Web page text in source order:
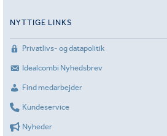
NYTTIGE LINKS
Privatlivs- og datapolitik
Idealcombi Nyhedsbrev
Find medarbejder
Kundeservice
Nyheder